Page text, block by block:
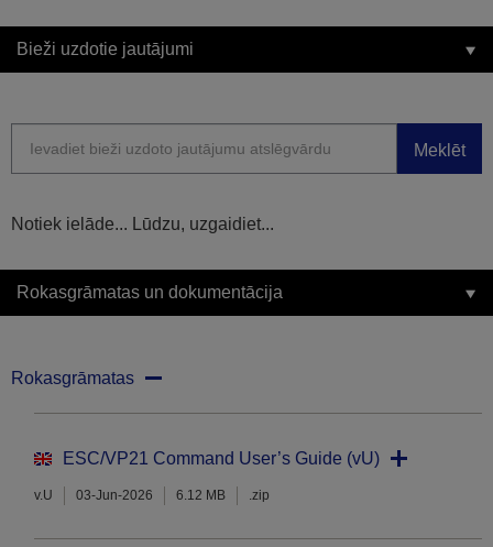
Bieži uzdotie jautājumi
Meklēt
Notiek ielāde... Lūdzu, uzgaidiet...
Rokasgrāmatas un dokumentācija
Rokasgrāmatas
ESC/VP21 Command User’s Guide (vU)
v.U 03-Jun-2026 6.12 MB .zip